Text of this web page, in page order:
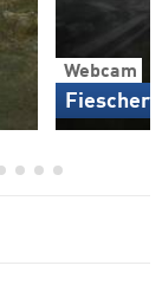
Webcam